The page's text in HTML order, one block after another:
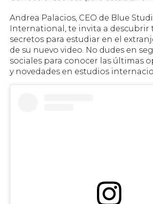
Andrea Palacios, CEO de Blue
International, te invita a descubrir
secretos para estudiar en el
de su nuevo video. No dudes en
sociales para conocer las últimas
y novedades en estudios